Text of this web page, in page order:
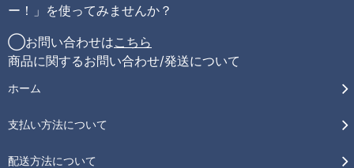
ー！」を使ってみませんか？
◯お問い合わせはこちら
商品に関するお問い合わせ/発送について
ホーム
支払い方法について
配送方法について